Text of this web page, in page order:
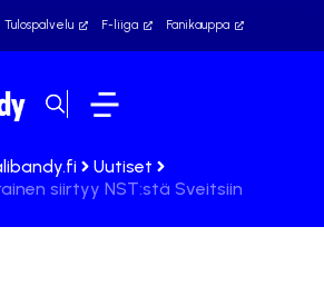
Tulospalvelu F-liiga Fanikauppa
Uutiset
siirtyy NST:stä Sveitsiin